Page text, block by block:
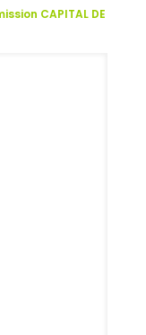
CAPITAL DE